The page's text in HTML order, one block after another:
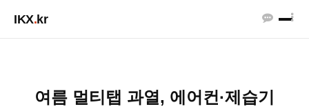
IKX.kr
여름 멀티탭 과열, 에어컨·제습기